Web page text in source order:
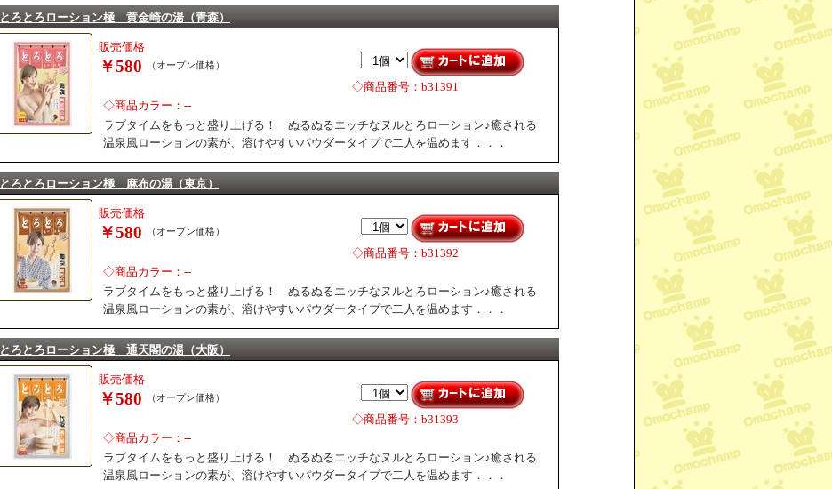
とろとろローション極 黄金崎の湯（青森）
販売価格
￥580 （オープン価格）
◇商品番号：b31391
◇商品カラー：--
ラブタイムをもっと盛り上げる！ ぬるぬるエッチなヌルとろローション♪癒される
温泉風ローションの素が、溶けやすいパウダータイプで二人を温めます．．．
とろとろローション極 麻布の湯（東京）
販売価格
￥580 （オープン価格）
◇商品番号：b31392
◇商品カラー：--
ラブタイムをもっと盛り上げる！ ぬるぬるエッチなヌルとろローション♪癒される
温泉風ローションの素が、溶けやすいパウダータイプで二人を温めます．．．
とろとろローション極 通天閣の湯（大阪）
販売価格
￥580 （オープン価格）
◇商品番号：b31393
◇商品カラー：--
ラブタイムをもっと盛り上げる！ ぬるぬるエッチなヌルとろローション♪癒される
温泉風ローションの素が、溶けやすいパウダータイプで二人を温めます．．．